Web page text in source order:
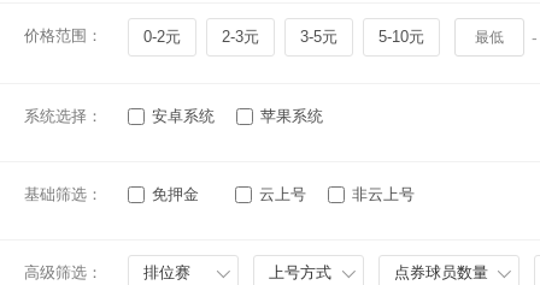
价格范围： 0-2元 2-3元 3-5元 5-10元 -
系统选择： 安卓系统 苹果系统
基础筛选： 免押金 云上号 非云上号
高级筛选： 排位赛 上号方式 点券球员数量